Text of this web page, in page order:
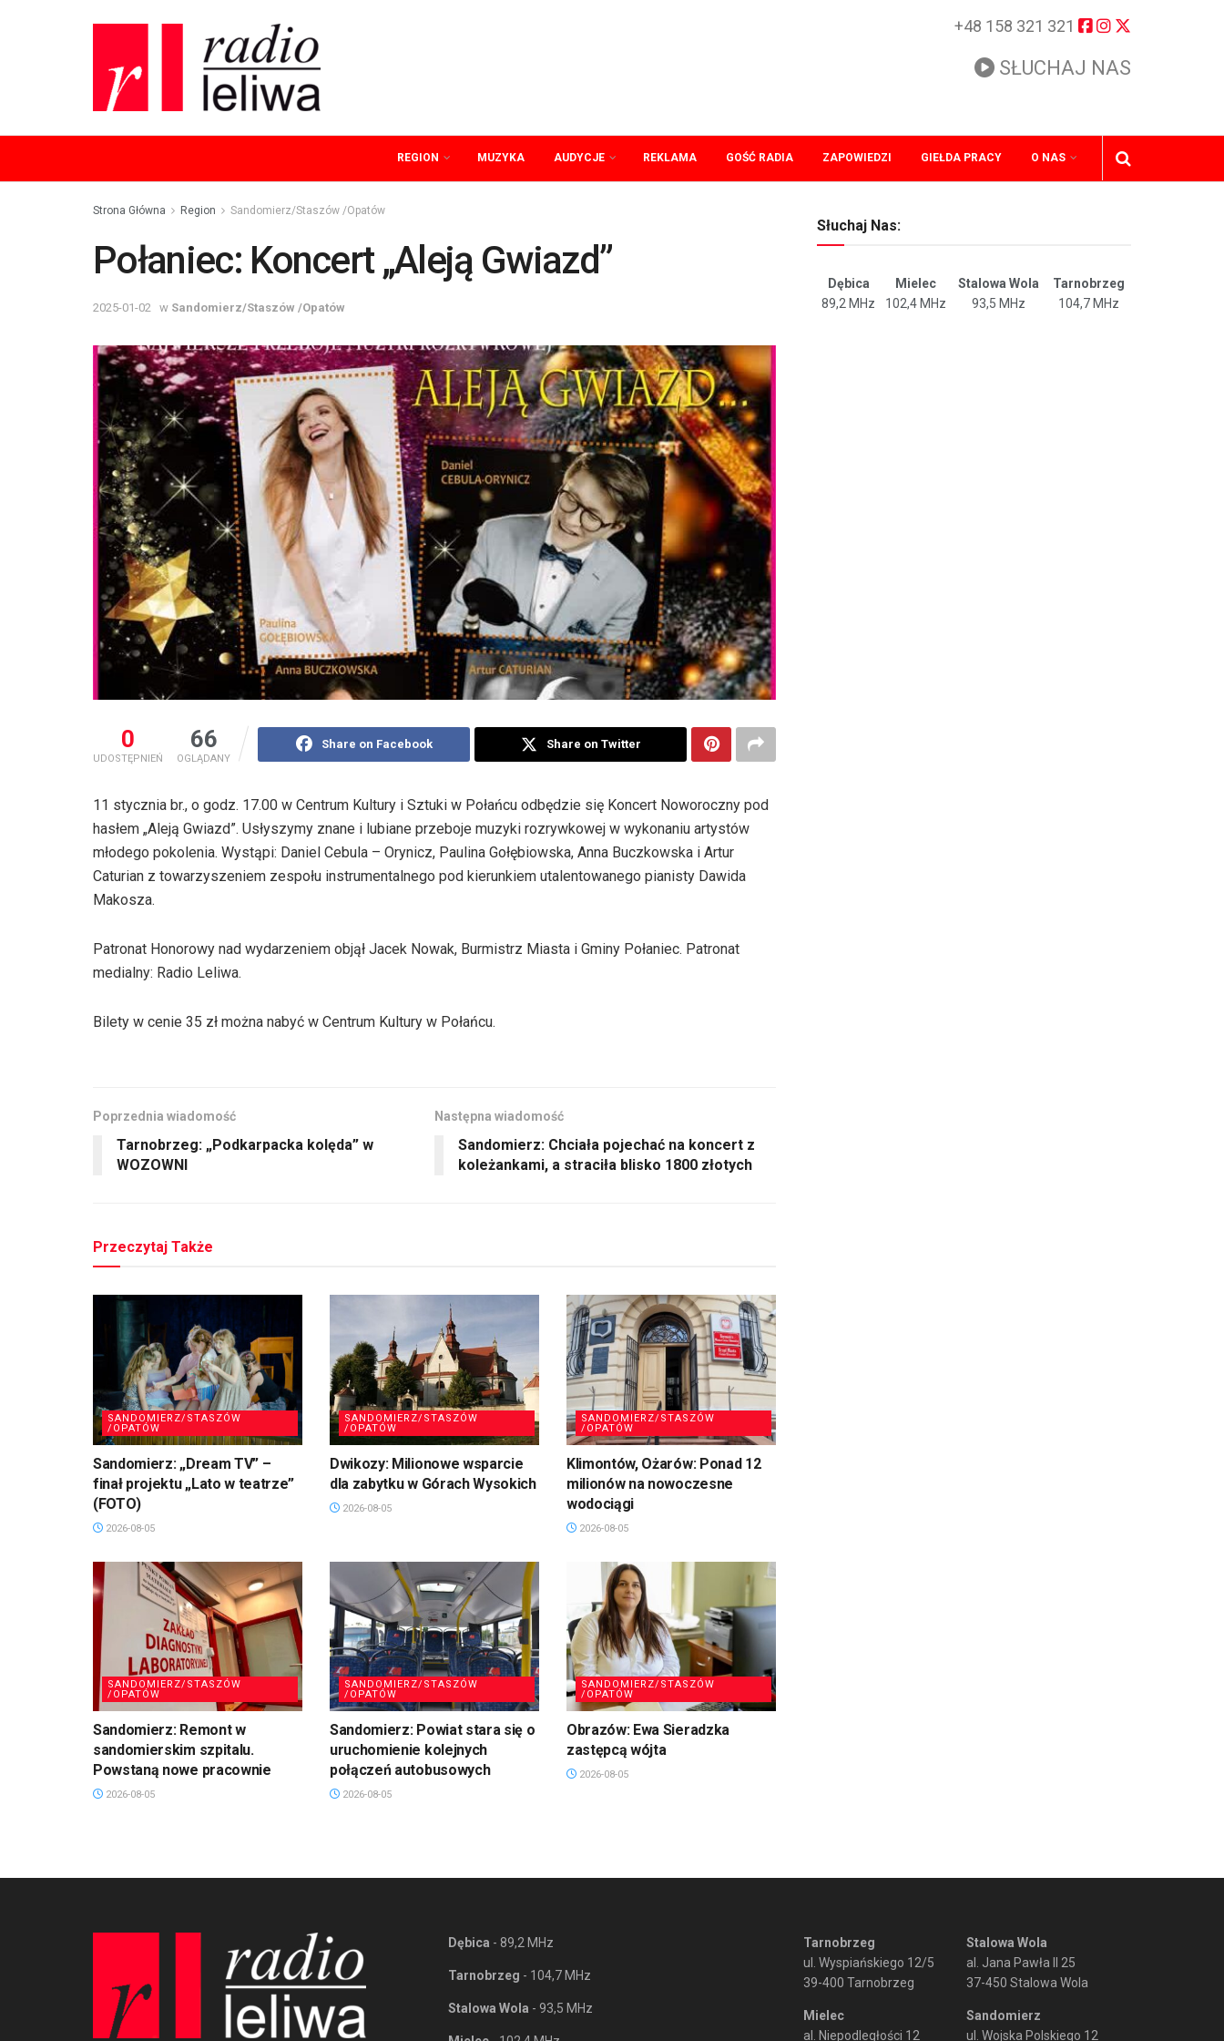
+48 158 321 321
SŁUCHAJ NAS
REGION MUZYKA AUDYCJE REKLAMA GOŚĆ RADIA ZAPOWIEDZI GIEŁDA PRACY O NAS
Strona Główna Region Sandomierz/Staszów /Opatów
Połaniec: Koncert „Aleją Gwiazd”
2025-01-02 w Sandomierz/Staszów /Opatów
0
UDOSTĘPNIEŃ
66
OGLĄDANY
Share on Facebook Share on Twitter
11 stycznia br., o godz. 17.00 w Centrum Kultury i Sztuki w Połańcu odbędzie się Koncert Noworoczny pod
hasłem „Aleją Gwiazd”. Usłyszymy znane i lubiane przeboje muzyki rozrywkowej w wykonaniu artystów
młodego pokolenia. Wystąpi: Daniel Cebula – Orynicz, Paulina Gołębiowska, Anna Buczkowska i Artur
Caturian z towarzyszeniem zespołu instrumentalnego pod kierunkiem utalentowanego pianisty Dawida
Makosza.
Patronat Honorowy nad wydarzeniem objął Jacek Nowak, Burmistrz Miasta i Gminy Połaniec. Patronat
medialny: Radio Leliwa.
Bilety w cenie 35 zł można nabyć w Centrum Kultury w Połańcu.
Poprzednia wiadomość
Tarnobrzeg: „Podkarpacka kolęda” w
WOZOWNI
Następna wiadomość
Sandomierz: Chciała pojechać na koncert z
koleżankami, a straciła blisko 1800 złotych
Przeczytaj Także
SANDOMIERZ/STASZÓW
/OPATÓW
Sandomierz: „Dream TV” –
finał projektu „Lato w teatrze”
(FOTO)
2026-08-05
SANDOMIERZ/STASZÓW
/OPATÓW
Dwikozy: Milionowe wsparcie
dla zabytku w Górach Wysokich
2026-08-05
SANDOMIERZ/STASZÓW
/OPATÓW
Klimontów, Ożarów: Ponad 12
milionów na nowoczesne
wodociągi
2026-08-05
SANDOMIERZ/STASZÓW
/OPATÓW
Sandomierz: Remont w
sandomierskim szpitalu.
Powstaną nowe pracownie
2026-08-05
SANDOMIERZ/STASZÓW
/OPATÓW
Sandomierz: Powiat stara się o
uruchomienie kolejnych
połączeń autobusowych
2026-08-05
SANDOMIERZ/STASZÓW
/OPATÓW
Obrazów: Ewa Sieradzka
zastępcą wójta
2026-08-05
Słuchaj Nas:
Dębica Mielec Stalowa Wola
Tarnobrzeg
89,2 MHz
102,4 MHz 93,5 MHz 104,7 MHz
Dębica - 89,2 MHz
Tarnobrzeg - 104,7 MHz
Stalowa Wola - 93,5 MHz
Tarnobrzeg
ul. Wyspiańskiego 12/5
39-400 Tarnobrzeg
Mielec
al. Niepodległości 12
Stalowa Wola
al. Jana Pawła II 25
37-450 Stalowa Wola
Sandomierz
ul. Wojska Polskiego 12